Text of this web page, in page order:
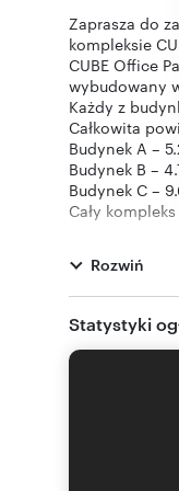
Zaprasza do
kompleksie
CUBE Office
wybudowany
Każdy z
Całkowita
Budynek A –
Budynek B –
Budynek C –
Cały
•Pełna
•Wysokość
•Uchylne okna
•Przeszklenia
•Podnoszone
Rozwiń
Statystyki